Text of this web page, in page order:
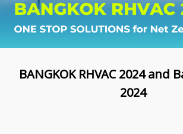
BANGKOK RHVAC 2024 and
2024